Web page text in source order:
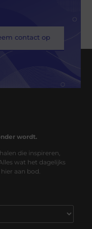
contact op
wordt.
die inspireren,
wat het dagelijks
aan bod.